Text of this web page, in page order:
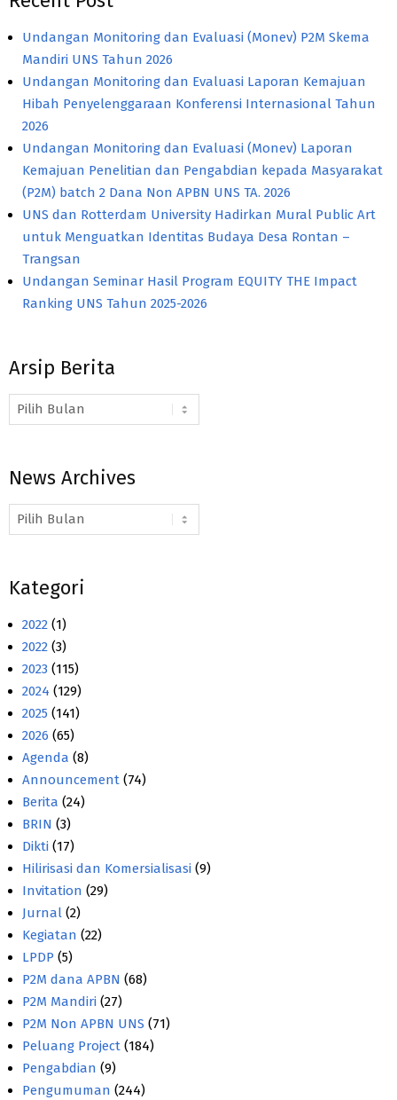
Undangan Monitoring dan Evaluasi (Monev) P2M Skema
Mandiri UNS Tahun 2026
Undangan Monitoring dan Evaluasi Laporan Kemajuan
Hibah Penyelenggaraan Konferensi Internasional Tahun
2026
Undangan Monitoring dan Evaluasi (Monev) Laporan
Kemajuan Penelitian dan Pengabdian kepada Masyarakat
(P2M) batch 2 Dana Non APBN UNS TA. 2026
UNS dan Rotterdam University Hadirkan Mural Public Art
untuk Menguatkan Identitas Budaya Desa Rontan –
Trangsan
Undangan Seminar Hasil Program EQUITY THE Impact
Ranking UNS Tahun 2025-2026
Arsip Berita
Arsip
Berita
News Archives
News
Archives
Kategori
2022 (1)
2022 (3)
2023 (115)
2024 (129)
2025 (141)
2026 (65)
Agenda (8)
Announcement (74)
Berita (24)
BRIN (3)
Dikti (17)
Hilirisasi dan Komersialisasi (9)
Invitation (29)
Jurnal (2)
Kegiatan (22)
LPDP (5)
P2M dana APBN (68)
P2M Mandiri (27)
P2M Non APBN UNS (71)
Peluang Project (184)
Pengabdian (9)
Pengumuman (244)